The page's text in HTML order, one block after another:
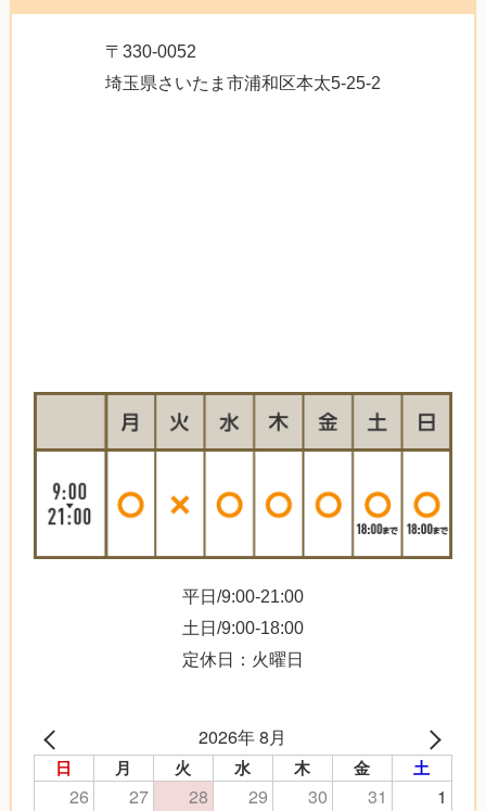
〒330-0052
埼玉県さいたま市浦和区本太5-25-2
平日/9:00-21:00
土日/9:00-18:00
定休日：火曜日
2026年 8月
日 月 火 水 木 金 土
26 27 28 29 30 31
1